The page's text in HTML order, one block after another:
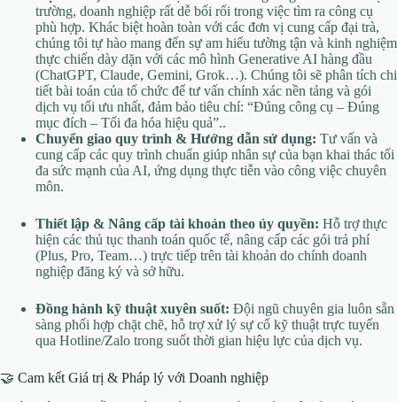
trường, doanh nghiệp rất dễ bối rối trong việc tìm ra công cụ
phù hợp. Khác biệt hoàn toàn với các đơn vị cung cấp đại trà,
chúng tôi tự hào mang đến sự am hiểu tường tận và kinh nghiệm
thực chiến dày dặn với các mô hình Generative AI hàng đầu
(ChatGPT, Claude, Gemini, Grok…). Chúng tôi sẽ phân tích chi
tiết bài toán của tổ chức để tư vấn chính xác nền tảng và gói
dịch vụ tối ưu nhất, đảm bảo tiêu chí: “Đúng công cụ – Đúng
mục đích – Tối đa hóa hiệu quả”..
Chuyển giao quy trình & Hướng dẫn sử dụng: Tư vấn và
cung cấp các quy trình chuẩn giúp nhân sự của bạn khai thác tối
đa sức mạnh của AI, ứng dụng thực tiễn vào công việc chuyên
môn.
Thiết lập & Nâng cấp tài khoản theo ủy quyền: Hỗ trợ thực
hiện các thủ tục thanh toán quốc tế, nâng cấp các gói trả phí
(Plus, Pro, Team…) trực tiếp trên tài khoản do chính doanh
nghiệp đăng ký và sở hữu.
Đồng hành kỹ thuật xuyên suốt: Đội ngũ chuyên gia luôn sẵn
sàng phối hợp chặt chẽ, hỗ trợ xử lý sự cố kỹ thuật trực tuyến
qua Hotline/Zalo trong suốt thời gian hiệu lực của dịch vụ.
🤝 Cam kết Giá trị & Pháp lý với Doanh nghiệp